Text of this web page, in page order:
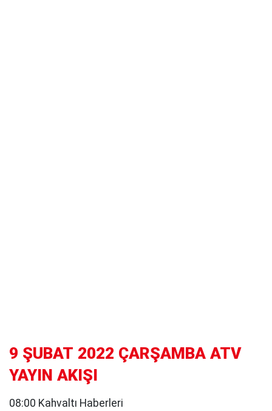
9 ŞUBAT 2022 ÇARŞAMBA ATV
YAYIN AKIŞI
08:00 Kahvaltı Haberleri